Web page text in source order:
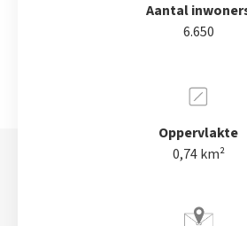
Aantal
6.650
Oppervlakte
0,74 km²